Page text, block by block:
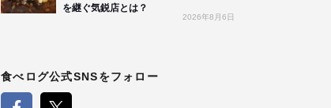
を継ぐ気鋭店とは？
2026年8月6日
食べログ公式SNSをフォロー